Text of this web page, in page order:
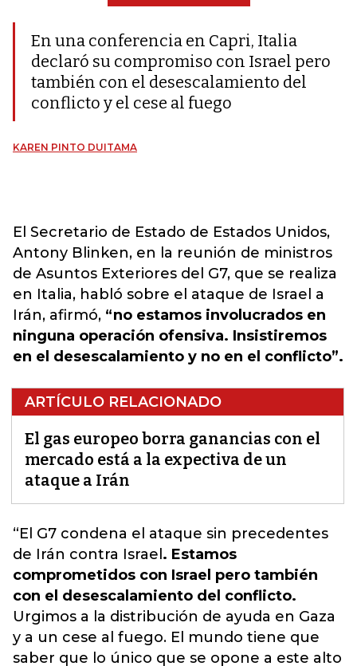
En una conferencia en Capri, Italia
declaró su compromiso con Israel pero
también con el desescalamiento del
conflicto y el cese al fuego
KAREN PINTO DUITAMA
El Secretario de Estado de Estados Unidos,
Antony Blinken, en la reunión de ministros
de Asuntos Exteriores del G7, que se realiza
en Italia, habló sobre el ataque de Israel a
Irán, afirmó, “no estamos involucrados en
ninguna operación ofensiva. Insistiremos
en el desescalamiento y no en el conflicto”.
ARTÍCULO RELACIONADO
El gas europeo borra ganancias con el
mercado está a la expectiva de un
ataque a Irán
“El G7 condena el ataque sin precedentes
de Irán contra Israel . Estamos
comprometidos con Israel pero también
con el desescalamiento del conflicto.
Urgimos a la distribución de ayuda en Gaza
y a un cese al fuego. El mundo tiene que
saber que lo único que se opone a este alto